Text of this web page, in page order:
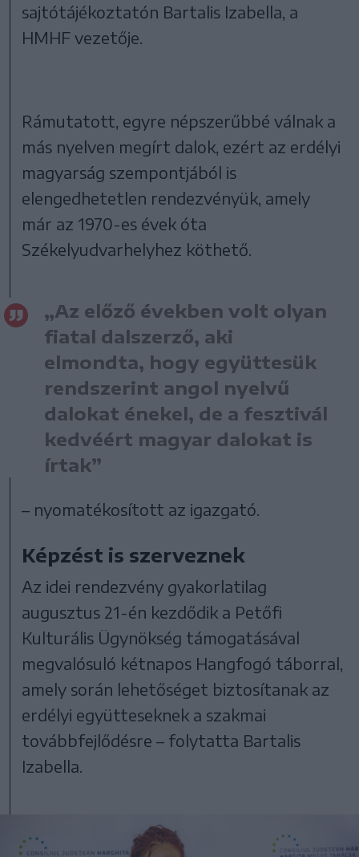
sajtótájékoztatón Bartalis Izabella, a
HMHF vezetője.
Rámutatott, egyre népszerűbbé válnak a
más nyelven megírt dalok, ezért az erdélyi
magyarság szempontjából is
elengedhetetlen rendezvényük, amely
már az 1970-es évek óta
Székelyudvarhelyhez köthető.
„Az előző években volt olyan
fiatal dalszerző, aki
elmondta, hogy együttesük
rendszerint angol nyelvű
dalokat énekel, de a fesztivál
kedvéért magyar dalokat is
írtak”
– nyomatékosított az igazgató.
Képzést is szerveznek
Az idei rendezvény gyakorlatilag
augusztus 21-én kezdődik a Petőfi
Kulturális Ügynökség támogatásával
megvalósuló kétnapos Hangfogó táborral,
amely során lehetőséget biztosítanak az
erdélyi együtteseknek a szakmai
továbbfejlődésre – folytatta Bartalis
Izabella.